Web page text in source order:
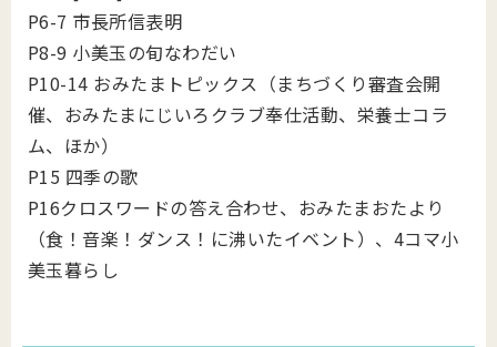
P6-7 市長所信表明
P8-9 小美玉の旬なわだい
P10-14 おみたまトピックス（まちづくり審査会開
催、おみたまにじいろクラブ奉仕活動、栄養士コラ
ム、ほか）
P15 四季の歌
P16クロスワードの答え合わせ、おみたまおたより
（食！音楽！ダンス！に沸いたイベント）、4コマ小
美玉暮らし